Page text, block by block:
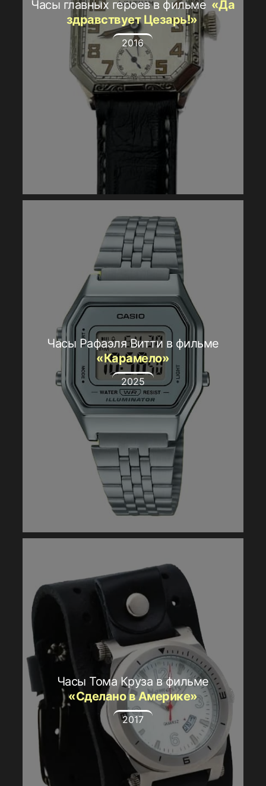
Часы главных героев в фильме «Да
здравствует Цезарь!»
2016
Часы Рафаэля Витти в фильме
«Карамело»
2025
Часы Тома Круза в фильме
«Сделано в Америке»
2017